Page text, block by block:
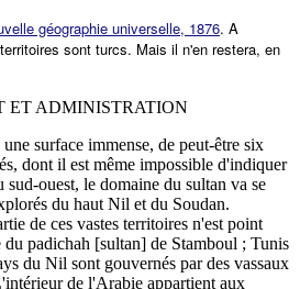
géographie universelle, 1876. A
sont turcs. Mais il n'en restera, en
ET ADMINISTRATION
surface immense, de peut-être six
dont il est même impossible d'indiquer
sud-ouest, le domaine du sultan va se
du haut Nil et du Soudan.
de ces vastes territoires n'est point
du padichah [sultan] de Stamboul ; Tunis
du Nil sont gouvernés par des vassaux
de l'Arabie appartient aux